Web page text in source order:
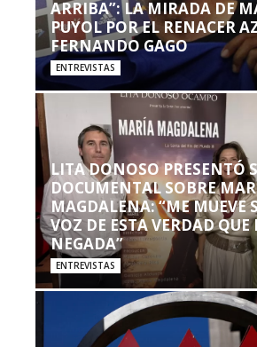
ARRIBA”: LA MIRADA DE
PUYOL POR EL RENACER
FERNANDO GAGO
ENTREVISTAS
LITA DONOSO PRESENTÓ
DOCUMENTAL SOBRE
MAGDALENA: “ME MUEVE
VOZ DE ESTA VERDAD
NEGADA”
ENTREVISTAS